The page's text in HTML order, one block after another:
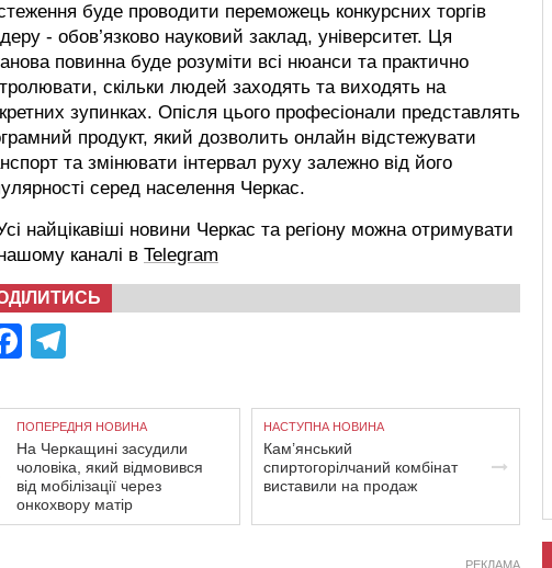
буде проводити переможець конкурсних торгів
- обов’язково науковий заклад, університет. Ця
повинна буде розуміти всі нюанси та практично
скільки людей заходять та виходять на
зупинках. Опісля цього професіонали представлять
продукт, який дозволить онлайн відстежувати
та змінювати інтервал руху залежно від його
серед населення Черкас.
найцікавіші новини Черкас та регіону можна отримувати
каналі в Telegram
Facebook
ПОПЕРЕДНЯ НОВИНА
На Черкащині засудили
чоловіка, який відмовився
від мобілізації через
онкохвору матір
НАСТУПНА НОВИНА
Кам’янський
спиртогорілчаний комбінат
виставили на продаж
РЕКЛАМА